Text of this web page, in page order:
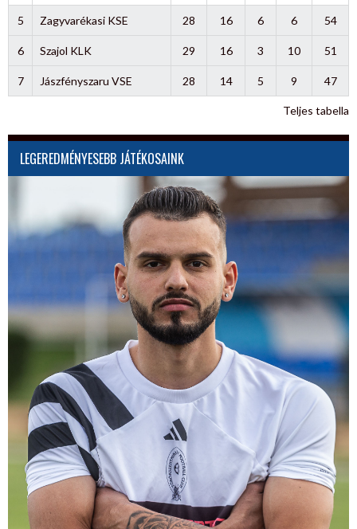
5 Zagyvarékasi KSE 28 16 6 6 54
6 Szajol KLK 29 16 3 10 51
7 Jászfényszaru VSE 28 14 5 9 47
Teljes tabella
LEGEREDMÉNYESEBB JÁTÉKOSAINK